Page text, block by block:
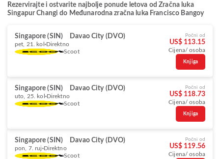
Rezervirajte i ostvarite najbolje ponude letova od Zračna luka
Singapur Changi do Međunarodna zračna luka Francisco Bangoy
Singapore (SIN) Davao City (DVO)
pet, 21. kol Direktno
Scoot
Počni od
US$ 113.15
Cijena/ osoba
Knjiga
Singapore (SIN) Davao City (DVO)
uto, 25. kol Direktno
Scoot
Počni od
US$ 118.73
Cijena/ osoba
Knjiga
Singapore (SIN) Davao City (DVO)
pon, 7. ruj Direktno
Scoot
Počni od
US$ 119.56
Cijena/ osoba